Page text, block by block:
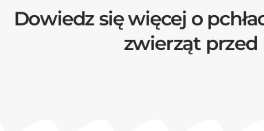
Dowiedz się więcej o
zwierząt przed